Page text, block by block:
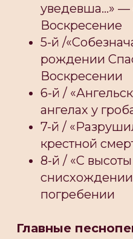
уведевша...» —
Воскресение
5-й /
рождении
Воскресении
6-й /
ангелах у
7-й /
крестной
8-й / «С
погребении
Главные